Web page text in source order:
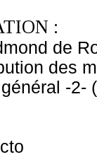
:
de
des
-2-